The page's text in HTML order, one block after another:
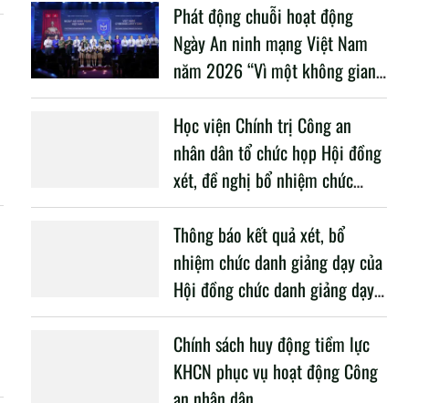
Phát động chuỗi hoạt động
Ngày An ninh mạng Việt Nam
năm 2026 “Vì một không gian
mạng nhân văn cho mỗi người”
Học viện Chính trị Công an
nhân dân tổ chức họp Hội đồng
xét, đề nghị bổ nhiệm chức
danh giảng dạy năm học 2025
– 2026
Thông báo kết quả xét, bổ
nhiệm chức danh giảng dạy của
Hội đồng chức danh giảng dạy
Học viện, năm học 2025 -
2026
Chính sách huy động tiềm lực
KHCN phục vụ hoạt động Công